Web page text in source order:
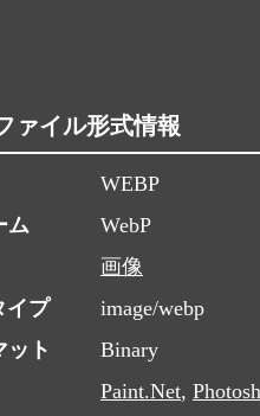
ァイル形式情報
WEBP
ム
WebP
画像
プ
image/webp
ット
Binary
Paint.Net,